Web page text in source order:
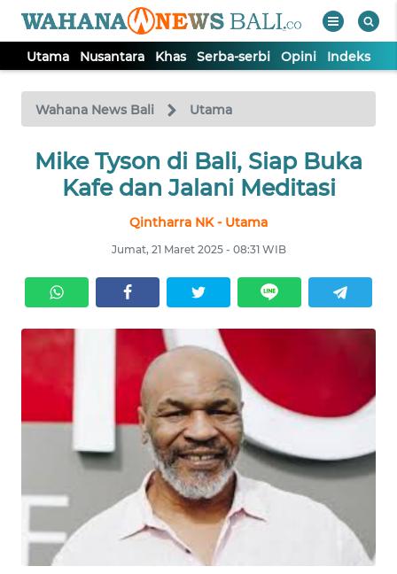
Utama Nusantara Khas Serba-serbi Opini Indeks
Wahana News Bali Utama
Mike Tyson di Bali, Siap Buka
Kafe dan Jalani Meditasi
Qintharra NK - Utama
Jumat, 21 Maret 2025 - 08:31 WIB
TV
Tutup
UTAMA
SERBA-
SERBI
OPINI
Informasi
KONTAK
KAMI